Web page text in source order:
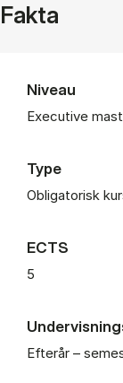
Fakta
Niveau
Executive
Type
Obligatorisk
ECTS
5
Efterår –